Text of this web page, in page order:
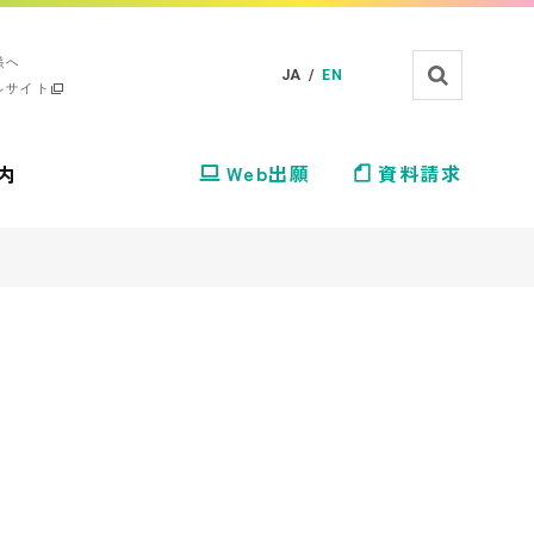
イト
JA / EN
Web出願 資料請求